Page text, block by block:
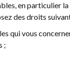
en particulier
des droits
qui vous
;